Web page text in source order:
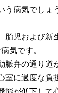
病気でしょう
児および新
気です。
弁の通り道
に過度な負